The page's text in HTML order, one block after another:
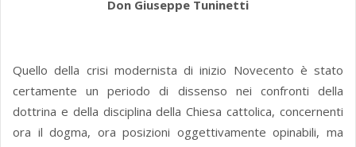
Don Giuseppe Tuninetti
Quello della crisi modernista di inizio Novecento è stato
certamente un periodo di dissenso nei confronti della
dottrina e della disciplina della Chiesa cattolica, concernenti
ora il dogma, ora posizioni oggettivamente opinabili, ma